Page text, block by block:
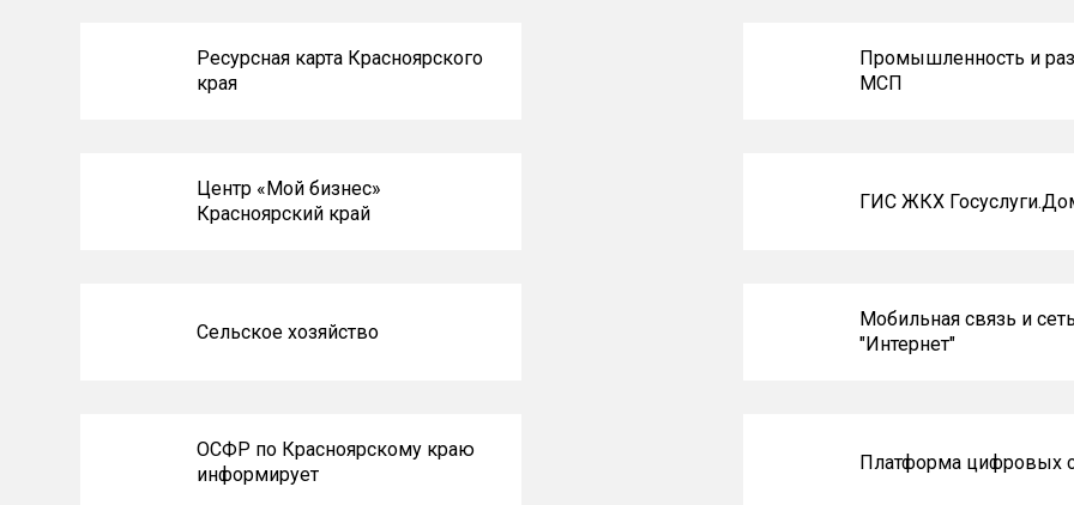
Ресурсная карта Красноярского
края
Промышленность и
МСП
Центр «Мой бизнес»
Красноярский край
ГИС ЖКХ
Сельское хозяйство
Мобильная связь и сеть
"Интернет"
ОСФР по Красноярскому краю
информирует
Платформа цифровых